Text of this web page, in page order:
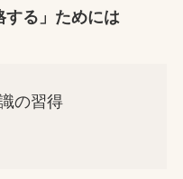
る」ためには
の習得